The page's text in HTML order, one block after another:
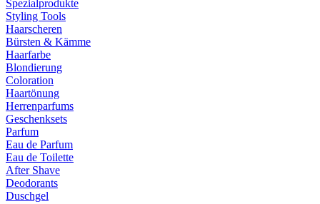
Spezialprodukte
Styling Tools
Haarscheren
Bürsten & Kämme
Haarfarbe
Blondierung
Coloration
Haartönung
Herrenparfums
Geschenksets
Parfum
Eau de Parfum
Eau de Toilette
After Shave
Deodorants
Duschgel